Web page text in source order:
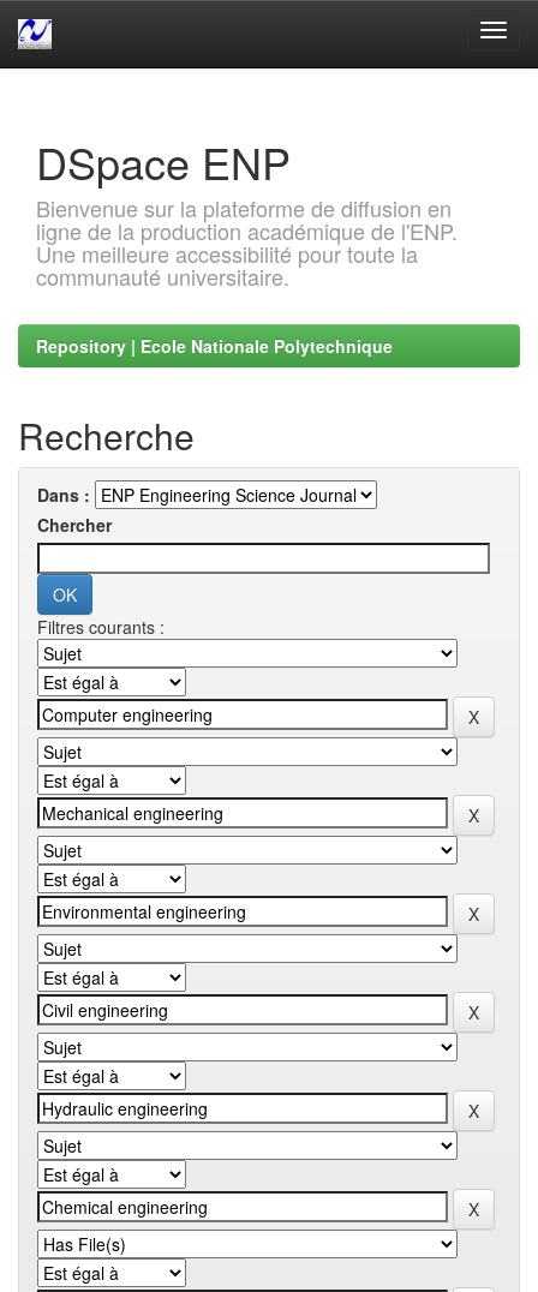
DSpace ENP
Bienvenue sur la plateforme de diffusion en
ligne de la production académique de l'ENP.
Une meilleure accessibilité pour toute la
communauté universitaire.
Repository | Ecole Nationale Polytechnique
Recherche
Dans :
Chercher
Filtres courants :